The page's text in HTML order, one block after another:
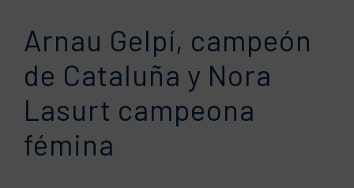
Arnau Gelpí, campeón
de Cataluña y Nora
Lasurt campeona
fémina